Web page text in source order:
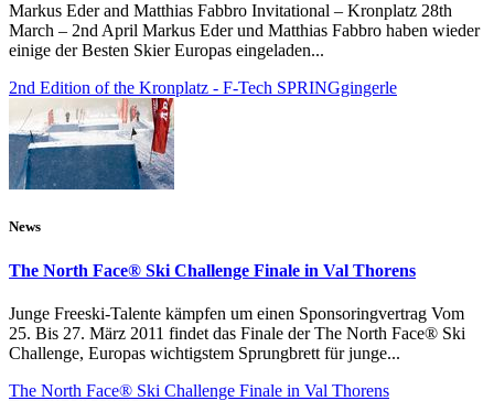
Markus Eder and Matthias Fabbro Invitational – Kronplatz 28th
March – 2nd April Markus Eder und Matthias Fabbro haben wieder
einige der Besten Skier Europas eingeladen...
2nd Edition of the Kronplatz - F-Tech SPRINGgingerle
News
The North Face® Ski Challenge Finale in Val Thorens
Junge Freeski-Talente kämpfen um einen Sponsoringvertrag Vom
25. Bis 27. März 2011 findet das Finale der The North Face® Ski
Challenge, Europas wichtigstem Sprungbrett für junge...
The North Face® Ski Challenge Finale in Val Thorens